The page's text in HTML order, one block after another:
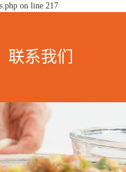
on line 217
联系我们